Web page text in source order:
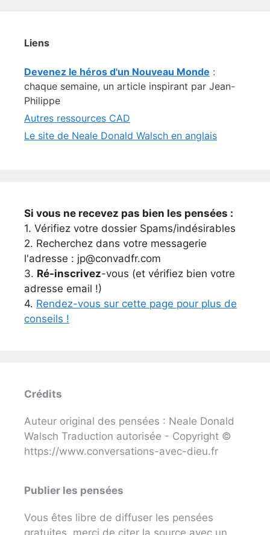
Liens
Devenez le héros d'un Nouveau Monde :
chaque semaine, un article inspirant par Jean-
Philippe
Autres ressources CAD
Le site de Neale Donald Walsch en anglais
Si vous ne recevez pas bien les pensées :
1. Vérifiez votre dossier Spams/indésirables
2. Recherchez dans votre messagerie
l'adresse : jp@convadfr.com
3. Ré-inscrivez-vous (et vérifiez bien votre
adresse email !)
4. Rendez-vous sur cette page pour plus de
conseils !
Crédits
Auteur original des pensées : Neale Donald
Walsch Traduction autorisée - Copyright ©
https://www.conversations-avec-dieu.fr
Publier les pensées
Vous êtes libre de diffuser les pensées